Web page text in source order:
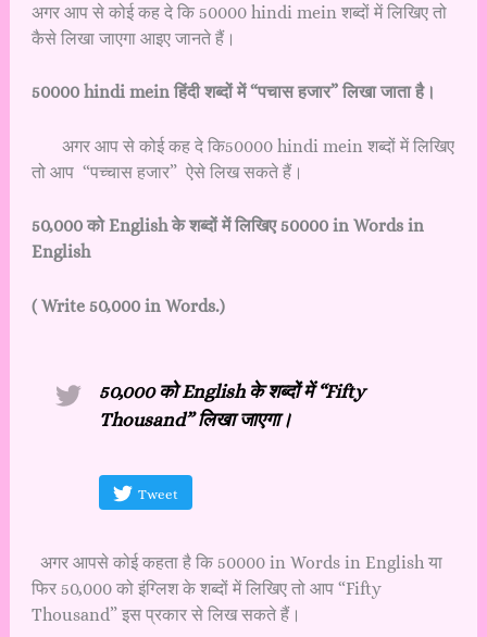
अगर आप से कोई कह दे कि 50000 hindi mein शब्दों में लिखिए तो
कैसे लिखा जाएगा आइए जानते हैं।
50000 hindi mein हिंदी शब्दों में “पचास हजार” लिखा जाता है।
अगर आप से कोई कह दे कि50000 hindi mein शब्दों में लिखिए
तो आप “पच्चास हजार” ऐसे लिख सकते हैं।
50,000 को English के शब्दों में लिखिए 50000 in Words in
English
( Write 50,000 in Words.)
50,000 को English के शब्दों में“Fifty
Thousand”लिखा जाएगा।
Tweet
अगर आपसे कोई कहता है कि 50000 in Words in English या
फिर 50,000 को इंग्लिश के शब्दों में लिखिए तो आप “Fifty
Thousand” इस प्रकार से लिख सकते हैं।